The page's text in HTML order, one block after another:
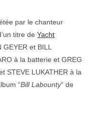
par le chanteur
titre deYacht
et BILL
à la batterie et GREG
STEVE LUKATHER à la
“Bill Labounty“ de